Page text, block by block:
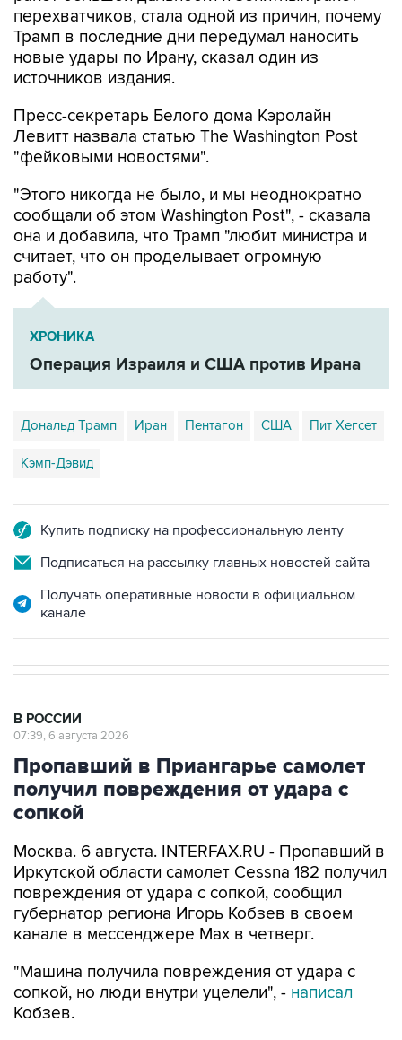
перехватчиков, стала одной из причин, почему
Трамп в последние дни передумал наносить
новые удары по Ирану, сказал один из
источников издания.
Пресс-секретарь Белого дома Кэролайн
Левитт назвала статью The Washington Post
"фейковыми новостями".
"Этого никогда не было, и мы неоднократно
сообщали об этом Washington Post", - сказала
она и добавила, что Трамп "любит министра и
считает, что он проделывает огромную
работу".
ХРОНИКА
Операция Израиля и США против Ирана
Дональд Трамп Иран Пентагон США Пит Хегсет
Кэмп-Дэвид
Купить подписку на профессиональную ленту
Подписаться на рассылку главных новостей сайта
Получать оперативные новости в официальном
канале
В РОССИИ
07:39, 6 августа 2026
Пропавший в Приангарье самолет
получил повреждения от удара с
сопкой
Москва. 6 августа. INTERFAX.RU - Пропавший в
Иркутской области самолет Cessna 182 получил
повреждения от удара с сопкой, сообщил
губернатор региона Игорь Кобзев в своем
канале в мессенджере Мах в четверг.
"Машина получила повреждения от удара с
сопкой, но люди внутри уцелели", - написал
Кобзев.